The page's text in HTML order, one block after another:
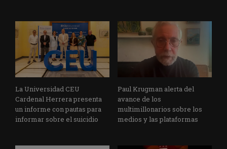
La Universidad CEU
Cardenal Herrera presenta
un informe con pautas para
informar sobre el suicidio
Paul Krugman alerta del
avance de los
multimillonarios sobre los
medios y las plataformas